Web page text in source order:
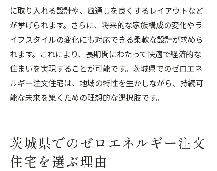
に取り入れる設計や、風通しを良くするレイアウトなど
が挙げられます。さらに、将来的な家族構成の変化やラ
イフスタイルの変化にも対応できる柔軟な設計が求めら
れます。これにより、長期間にわたって快適で経済的な
住まいを実現することが可能です。茨城県でのゼロエネ
ルギー注文住宅は、地域の特性を生かしながら、持続可
能な未来を築くための理想的な選択肢です。
茨城県でのゼロエネルギー注文
住宅を選ぶ理由